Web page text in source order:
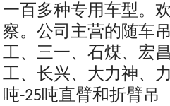
一百多种专用车型。
察。公司主营的随车
工、三一、石煤、宏
工、长兴、大力神、
吨-25吨直臂和折臂吊